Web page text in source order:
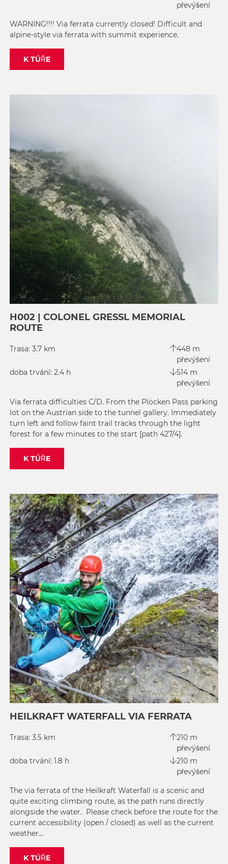
převýšení
WARNING!!!! Via ferrata currently closed! Difficult and
alpine-style via ferrata with summit experience.
K TÚŘE
H002 | COLONEL GRESSL MEMORIAL
ROUTE
Trasa: 3.7 km
448 m
převýšení
doba trvání: 2.4 h
514 m
převýšení
Via ferrata difficulties C/D. From the Plöcken Pass parking
lot on the Austrian side to the tunnel gallery. Immediately
turn left and follow faint trail tracks through the light
forest for a few minutes to the start [path 427/4].
K TÚŘE
HEILKRAFT WATERFALL VIA FERRATA
Trasa: 3.5 km
210 m
převýšení
doba trvání: 1.8 h
210 m
převýšení
The via ferrata of the Heilkraft Waterfall is a scenic and
quite exciting climbing route, as the path runs directly
alongside the water. Please check before the route for the
current accessibility (open / closed) as well as the current
weather...
K TÚŘE